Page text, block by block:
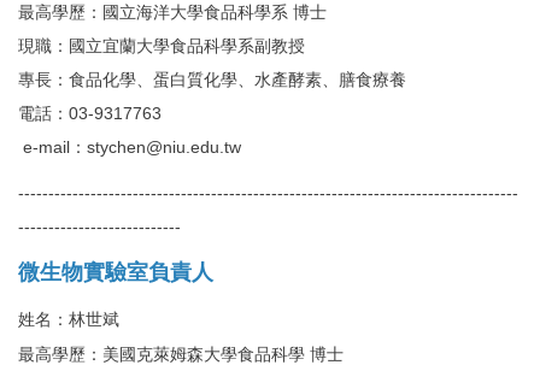
最高學歷：國立海洋大學食品科學系 博士
現職：國立宜蘭大學食品科學系副教授
專長：食品化學、蛋白質化學、水產酵素、膳食療養
電話：03-9317763
e-mail： stychen@niu.edu.tw
-----------------------------------------------------------------------------------
---------------------------
微生物實驗室負責人
姓名：林世斌
最高學歷：美國克萊姆森大學食品科學 博士